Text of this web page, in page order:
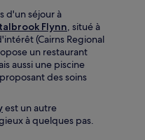
d'un séjour à
Flynn, situé à
(Cairns Regional
un restaurant
aussi une piscine
des soins
est un autre
à quelques pas.